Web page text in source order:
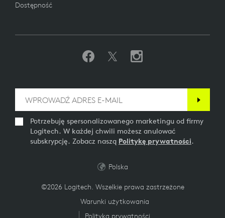
Dostępność
Potrzebuję spersonalizowanego marketingu od firmy
Logitech. W każdej chwili możesz anulować
subskrypcję. Zobacz naszą Politykę prywatności.
©2026 Logitech. Wszelkie prawa zastrzeżone
Warunki użytkowania
Polska